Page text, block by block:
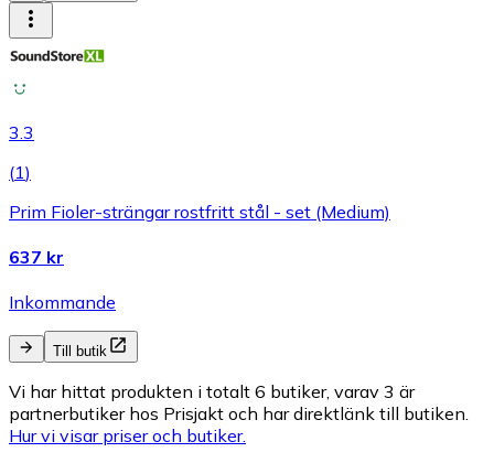
3.3
(1)
Prim Fioler-strängar rostfritt stål - set (Medium)
637 kr
Inkommande
Till butik
Vi har hittat produkten i totalt 6 butiker, varav 3 är
partnerbutiker hos Prisjakt och har direktlänk till butiken.
Hur vi visar priser och butiker.